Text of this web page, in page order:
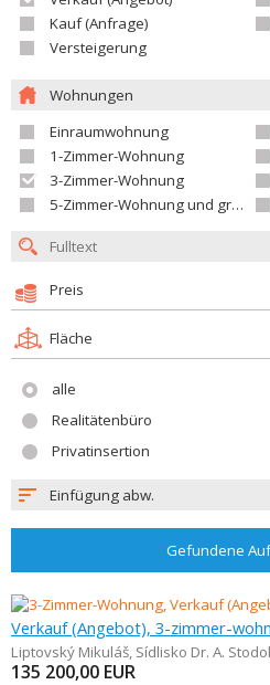
Kauf (Anfrage)
Versteigerung
Wohnungen
Einraumwohnung
1-Zimmer-Wohnung
3-Zimmer-Wohnung
5-Zimmer-Wohnung und größer
Preis
Fläche
alle
Realitätenbüro
Privatinsertion
Einfügung abw.
Gefundene
Verkauf (Angebot), 3-zimmer-
Liptovský Mikuláš, Sídlisko Dr. A.
135 200,00 EUR